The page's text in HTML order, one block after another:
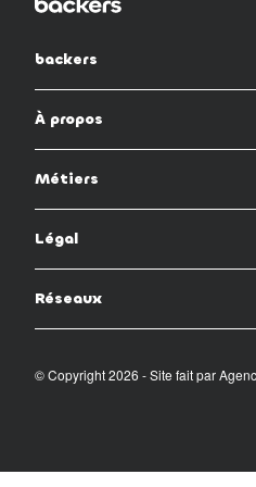
backers
À propos
Métiers
Légal
Réseaux
© Copyright 2026 - Site fait par